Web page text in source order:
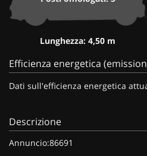
Lunghezza: 4,50 m
Efficienza energetica
Dati sull'efficienza energetica
Descrizione
Annuncio:86691